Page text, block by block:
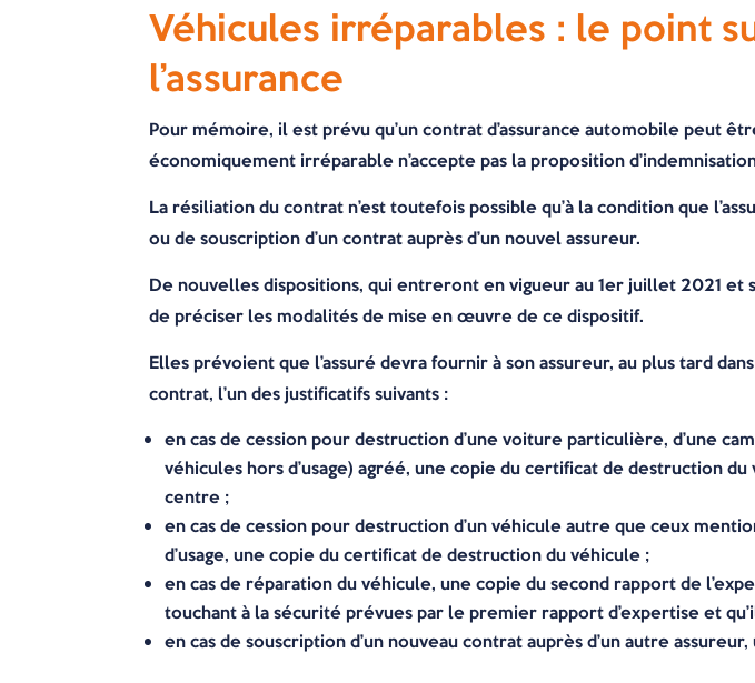
Véhicules irréparables : le point
l’assurance
Pour mémoire, il est prévu qu’un contrat d’assurance automobile peut
économiquement irréparable n’accepte pas la proposition
La résiliation du contrat n’est toutefois possible qu’à la condition que
ou de souscription d’un contrat auprès d’un nouvel assureur.
De nouvelles dispositions, qui entreront en vigueur au 1er juillet 2021 et
de préciser les modalités de mise en œuvre de ce dispositif.
Elles prévoient que l’assuré devra fournir à son assureur, au plus tard
contrat, l’un des justificatifs suivants :
en cas de cession pour destruction d’une voiture particulière, d’une
véhicules hors d’usage) agréé, une copie du certificat de destruction
centre ;
en cas de cession pour destruction d’un véhicule autre que ceux
d’usage, une copie du certificat de destruction du véhicule ;
en cas de réparation du véhicule, une copie du second rapport de
touchant à la sécurité prévues par le premier rapport d’expertise et
en cas de souscription d’un nouveau contrat auprès d’un autre